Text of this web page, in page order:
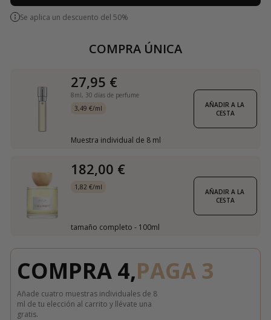
Se aplica un descuento del 50%
COMPRA ÚNICA
27,95 €
8ml, 30 días de perfume
3,49 €/ml
Muestra individual de 8 ml
AÑADIR A LA
CESTA
182,00 €
1,82 €/ml
tamaño completo - 100ml
AÑADIR A LA
CESTA
COMPRA 4,PAGA 3
Añade cuatro muestras individuales de 8
ml de tu elección al carrito y llévate una
gratis.